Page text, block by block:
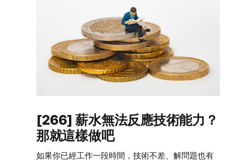
[266] 薪水無法反應技術能力？
那就這樣做吧
如果你已經工作一段時間，技術不差、解問題也有